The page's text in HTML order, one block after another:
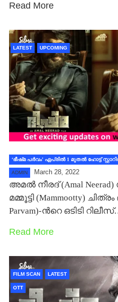
Read More
LATEST UPCOMING
‘ഭീഷ്‍മ പര്‍വം’ ഏപ്രില്‍ 1 മുതല്‍ ഹോട്ട്
ADMIN March 28, 2022
അമല്‍ നീരദ് (Amal
മമ്മൂട്ടി (Mammootty)
Parvam)-ന്‍റെ ഒടിടി
Read More
FILM SCAN LATEST
OTT